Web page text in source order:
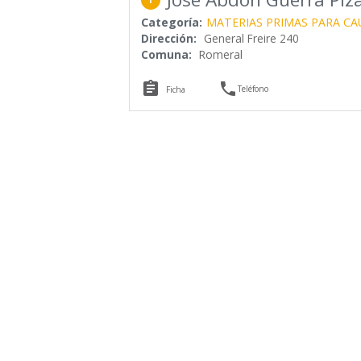
Categoría: MATERIAS PRIMAS PARA
Dirección: General Freire 240
Comuna: Romeral
 Ficha Teléfono